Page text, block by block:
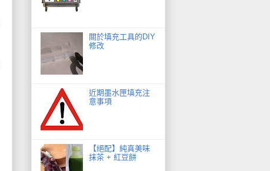
關於填充工具的DIY
修改
近期墨水匣填充注
意事項
【絕配】純真美味
抹茶 + 紅豆餅